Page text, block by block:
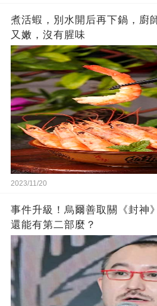
煮活蝦，別水開后再下鍋，廚
又嫩，沒有腥味
2023/11/20
事件升級！烏爾善取關《封神
還能有第二部麼？